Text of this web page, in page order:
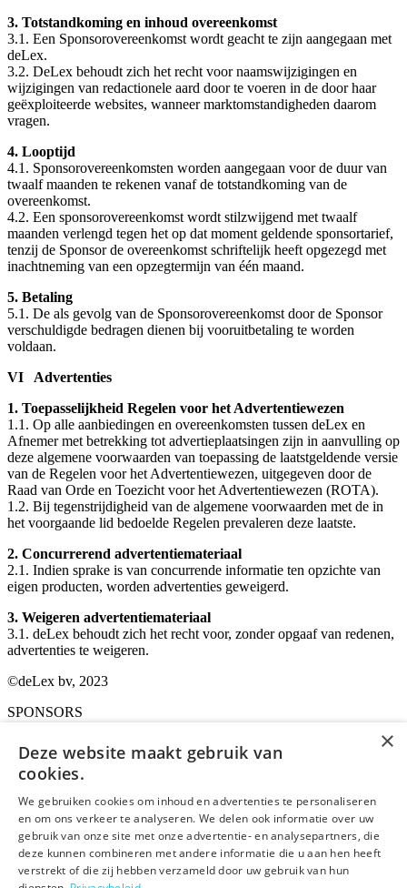
3. Totstandkoming en inhoud overeenkomst
3.1. Een Sponsorovereenkomst wordt geacht te zijn aangegaan met
deLex.
3.2. DeLex behoudt zich het recht voor naamswijzigingen en
wijzigingen van redactionele aard door te voeren in de door haar
geëxploiteerde websites, wanneer marktomstandigheden daarom
vragen.
4. Looptijd
4.1. Sponsorovereenkomsten worden aangegaan voor de duur van
twaalf maanden te rekenen vanaf de totstandkoming van de
overeenkomst.
4.2. Een sponsorovereenkomst wordt stilzwijgend met twaalf
maanden verlengd tegen het op dat moment geldende sponsortarief,
tenzij de Sponsor de overeenkomst schriftelijk heeft opgezegd met
inachtneming van een opzegtermijn van één maand.
5. Betaling
5.1. De als gevolg van de Sponsorovereenkomst door de Sponsor
verschuldigde bedragen dienen bij vooruitbetaling te worden
voldaan.
VI Advertenties
1. Toepasselijkheid Regelen voor het Advertentiewezen
1.1. Op alle aanbiedingen en overeenkomsten tussen deLex en
Afnemer met betrekking tot advertieplaatsingen zijn in aanvulling op
deze algemene voorwaarden van toepassing de laatstgeldende versie
van de Regelen voor het Advertentiewezen, uitgegeven door de
Raad van Orde en Toezicht voor het Advertentiewezen (ROTA).
1.2. Bij tegenstrijdigheid van de algemene voorwaarden met de in
het voorgaande lid bedoelde Regelen prevaleren deze laatste.
2. Concurrerend advertentiemateriaal
2.1. Indien sprake is van concurrende informatie ten opzichte van
eigen producten, worden advertenties geweigerd.
3. Weigeren advertentiemateriaal
3.1. deLex behoudt zich het recht voor, zonder opgaaf van redenen,
advertenties te weigeren.
©deLex bv, 2023
SPONSORS
RB
IT&R
LS&R
IEFbe
deLex
©Uitgeverij deLex
×
Deze website maakt gebruik van
cookies.
We gebruiken cookies om inhoud en advertenties te personaliseren
en om ons verkeer te analyseren. We delen ook informatie over uw
gebruik van onze site met onze advertentie- en analysepartners, die
deze kunnen combineren met andere informatie die u aan hen heeft
verstrekt of die zij hebben verzameld door uw gebruik van hun